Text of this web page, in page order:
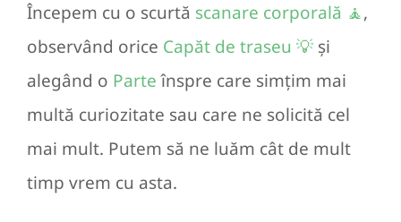
Începem cu o scurtă scanare corporală 🧘,
observând orice Capăt de traseu 💡 și
alegând o Parteînspre care simțim mai
multă curiozitate sau care ne solicită cel
mai mult. Putem să ne luăm cât de mult
timp vrem cu asta.